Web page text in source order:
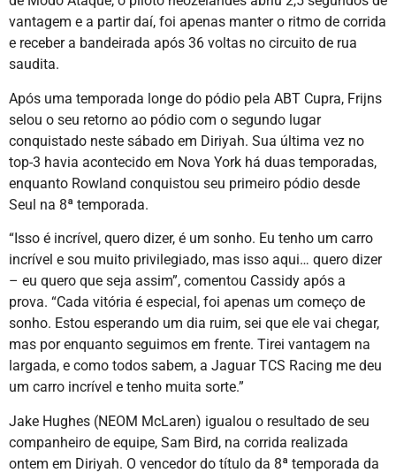
vantagem e a partir daí, foi apenas manter o ritmo de corrida
e receber a bandeirada após 36 voltas no circuito de rua
saudita.
Após uma temporada longe do pódio pela ABT Cupra, Frijns
selou o seu retorno ao pódio com o segundo lugar
conquistado neste sábado em Diriyah. Sua última vez no
top-3 havia acontecido em Nova York há duas temporadas,
enquanto Rowland conquistou seu primeiro pódio desde
Seul na 8ª temporada.
“Isso é incrível, quero dizer, é um sonho. Eu tenho um carro
incrível e sou muito privilegiado, mas isso aqui… quero dizer
– eu quero que seja assim”, comentou Cassidy após a
prova. “Cada vitória é especial, foi apenas um começo de
sonho. Estou esperando um dia ruim, sei que ele vai chegar,
mas por enquanto seguimos em frente. Tirei vantagem na
largada, e como todos sabem, a Jaguar TCS Racing me deu
um carro incrível e tenho muita sorte.”
Jake Hughes (NEOM McLaren) igualou o resultado de seu
companheiro de equipe, Sam Bird, na corrida realizada
ontem em Diriyah. O vencedor do título da 8ª temporada da